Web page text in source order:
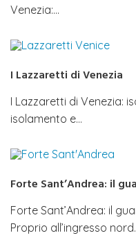
Venezia:…
I Lazzaretti di Venezia
I Lazzaretti di Venezia:
isolamento e…
Forte Sant’Andrea: il
Forte Sant’Andrea: il
Proprio all’ingresso